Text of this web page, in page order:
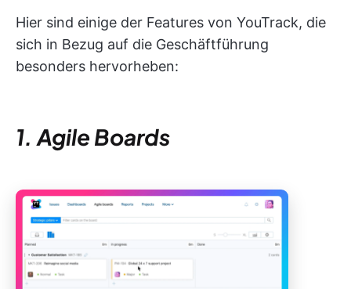
Hier sind einige der Features von YouTrack, die
sich in Bezug auf die Geschäftführung
besonders hervorheben:
1. Agile Boards